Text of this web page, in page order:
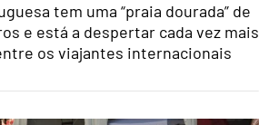
tem uma “praia dourada” de
e está a despertar cada vez mais
os viajantes internacionais